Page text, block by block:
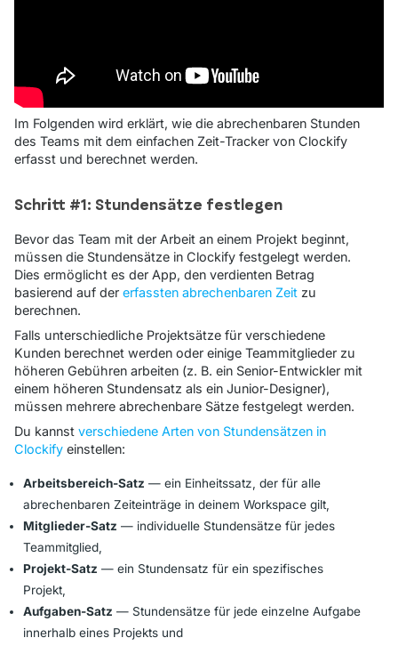
Im Folgenden wird erklärt, wie die abrechenbaren Stunden
des Teams mit dem einfachen Zeit-Tracker von Clockify
erfasst und berechnet werden.
Schritt #1: Stundensätze festlegen
Bevor das Team mit der Arbeit an einem Projekt beginnt,
müssen die Stundensätze in Clockify festgelegt werden.
Dies ermöglicht es der App, den verdienten Betrag
basierend auf der erfassten abrechenbaren Zeit zu
berechnen.
Falls unterschiedliche Projektsätze für verschiedene
Kunden berechnet werden oder einige Teammitglieder zu
höheren Gebühren arbeiten (z. B. ein Senior-Entwickler mit
einem höheren Stundensatz als ein Junior-Designer),
müssen mehrere abrechenbare Sätze festgelegt werden.
Du kannst verschiedene Arten von Stundensätzen in
Clockify einstellen:
Arbeitsbereich-Satz — ein Einheitssatz, der für alle
abrechenbaren Zeiteinträge in deinem Workspace gilt,
Mitglieder-Satz — individuelle Stundensätze für jedes
Teammitglied,
Projekt-Satz — ein Stundensatz für ein spezifisches
Projekt,
Aufgaben-Satz — Stundensätze für jede einzelne Aufgabe
innerhalb eines Projekts und